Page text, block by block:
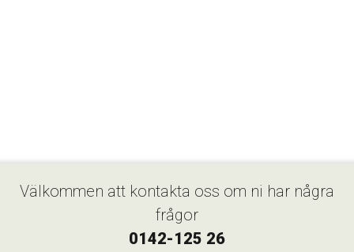
Välkommen att kontakta oss om ni har några
frågor
0142-125 26